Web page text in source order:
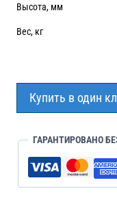
Высота, мм
Вес, кг
Купить в один
ГАРАНТИРОВАНО